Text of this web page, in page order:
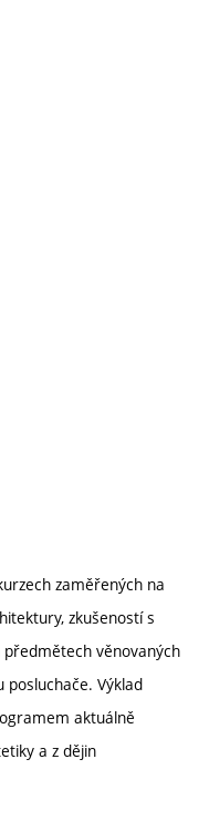
zaměřených na
zkušeností s
věnovaných
Výklad
aktuálně
a z dějin